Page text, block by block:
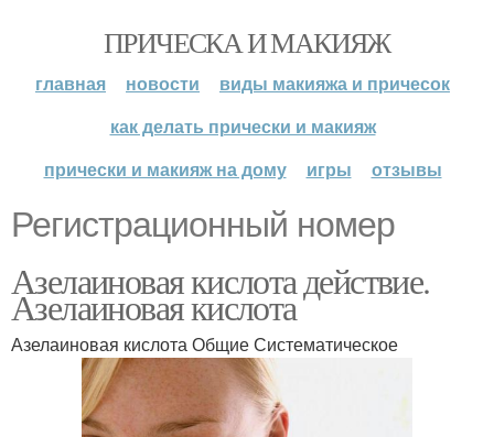
ПРИЧЕСКА И МАКИЯЖ
главная новости
виды макияжа и причесок
как делать прически и макияж
прически и макияж на дому
игры отзывы
Регистрационный номер
Азелаиновая кислота действие.
Азелаиновая кислота
Азелаиновая кислота Общие Систематическое